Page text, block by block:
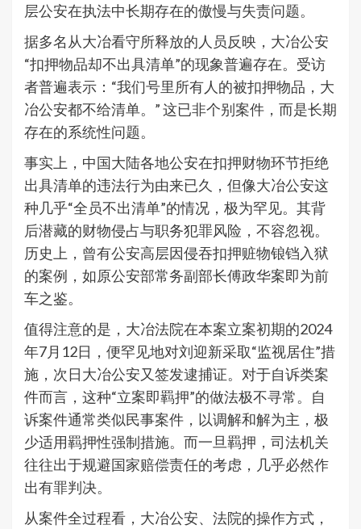
层公安在执法中长期存在的傲慢与失责问题。
据多名从大冶看守所释放的人员反映，大冶公安
“扣押物品却不出具清单”的现象普遍存在。受访
者普遍表示：“我们号里所有人的被扣押物品，大
冶公安都不给清单。” 这已非个别案件，而是长期
存在的系统性问题。
事实上，中国大陆各地公安在扣押财物环节拒绝
出具清单的违法行为由来已久，但像大冶公安这
种几乎“全员不出清单”的情况，极为罕见。其背
后潜藏的财物侵占与职务犯罪风险，不容忽视。
历史上，曾有公安高层因侵吞扣押赃物锒铛入狱
的案例，如原公安部常务副部长傅政华案即为前
车之鉴。
值得注意的是，大冶法院在本案立案初期的2024
年7月12日，便罕见地对刘迎新采取“监视居住”措
施，次日大冶公安又签发逮捕证。对于自诉类案
件而言，这种“立案即羁押”的做法极不寻常。自
诉案件通常类似民事案件，以调解和解为主，极
少适用羁押性强制措施。而一旦羁押，司法机关
往往出于规避国家赔偿责任的考虑，几乎必然作
出有罪判决。
从案件全过程看，大冶公安、法院的操作方式，